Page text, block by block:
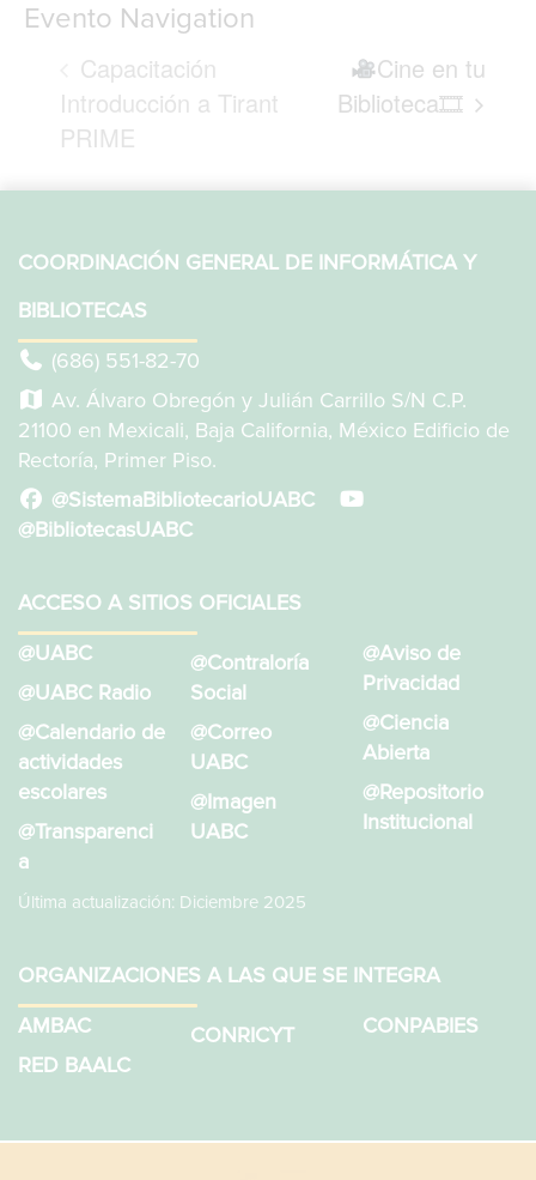
Evento Navigation
Capacitación
Introducción a Tirant
PRIME
Cine en tu
Biblioteca🎞
COORDINACIÓN GENERAL DE INFORMÁTICA Y
BIBLIOTECAS
(686) 551-82-70
Av. Álvaro Obregón y Julián Carrillo S/N C.P.
21100 en Mexicali, Baja California, México Edificio de
Rectoría, Primer Piso.
@SistemaBibliotecarioUABC
@BibliotecasUABC
ACCESO A SITIOS OFICIALES
@UABC
@UABC Radio
@Calendario de
actividades
escolares
@Transparenci
a
@Contraloría
Social
@Correo
UABC
@Imagen
UABC
@Aviso de
Privacidad
@Ciencia
Abierta
@Repositorio
Institucional
Última actualización: Diciembre 2025
ORGANIZACIONES A LAS QUE SE INTEGRA
AMBAC
RED BAALC
CONRICYT CONPABIES